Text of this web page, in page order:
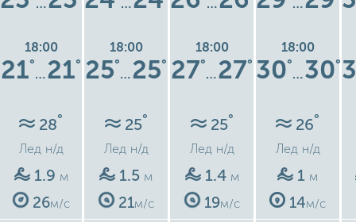
…
18:00
21°
…21°
28°
Лед н/д
1.9 м
26м/с
…
18:00
25°
…25°
25°
Лед н/д
1.5 м
21м/с
…
18:00
27°
…27°
25°
Лед н/д
1.4 м
19м/с
…
18:00
30°
…30°
26°
Лед н/д
1 м
14м/с